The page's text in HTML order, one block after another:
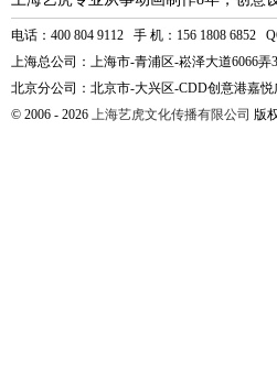
电话：400 804 9112 手 机：156 1808 6852
上海总公司：上海市-青浦区-崧泽大道6066弄
北京分公司：北京市-大兴区-CDD创意港嘉悦
© 2006 - 2026 上海艺虎文化传播有限公司 版